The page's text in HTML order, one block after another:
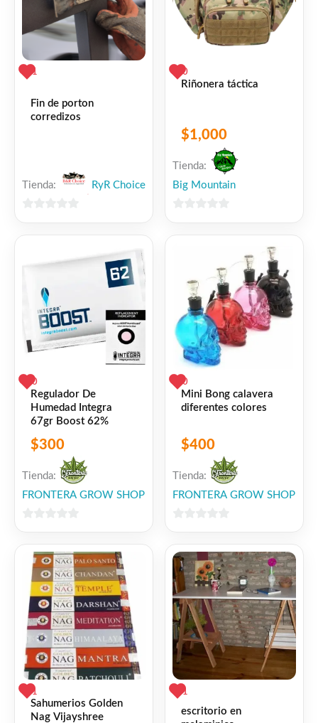
1
Fin de porton
corredizos
Tienda: RyR Choice
0
Riñonera táctica
$1,000
Tienda:
Big Mountain
0
Regulador De
Humedad Integra
67gr Boost 62%
$300
Tienda:
FRONTERA GROW SHOP
0
Mini Bong calavera
diferentes colores
$400
Tienda:
FRONTERA GROW SHOP
5
1
Sahumerios Golden
Nag Vijayshree
1
escritorio en